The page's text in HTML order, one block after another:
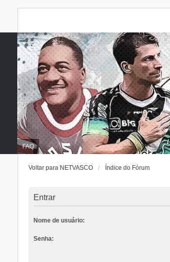
FAQ
Voltar para NETVASCO Índice do Fórum
Entrar
Nome de usuário:
Senha: